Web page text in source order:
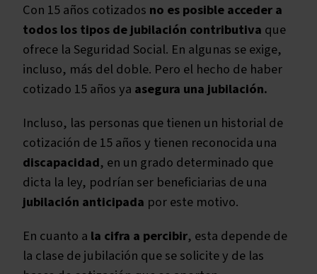
Con 15 años cotizados no es posible acceder a
todos los tiposde jubilación contributiva que
ofrece la Seguridad Social. En algunas se exige,
incluso, más del doble. Pero el hecho de haber
cotizado 15 años ya asegura una jubilación.
Incluso, las personas que tienen un historial de
cotización de 15 años y tienen reconocida una
discapacidad, en un grado determinado que
dicta la ley, podrían ser beneficiarias de una
jubilación anticipada por este motivo.
En cuanto a la cifra a percibir, esta depende de
la clase de jubilación que se solicite y de las